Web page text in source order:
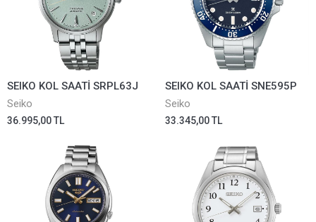
SEIKO KOL SAATİ SRPL63J
Seiko
36.995,00 TL
SEIKO KOL SAATİ SNE595P
Seiko
33.345,00 TL